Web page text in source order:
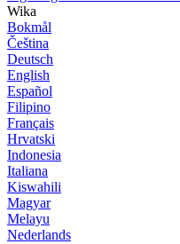
Wika
Bokmål
Čeština
Deutsch
English
Español
Filipino
Français
Hrvatski
Indonesia
Italiana
Kiswahili
Magyar
Melayu
Nederlands